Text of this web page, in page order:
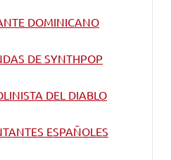
DOMINICANO
DE SYNTHPOP
DEL DIABLO
ESPAÑOLES